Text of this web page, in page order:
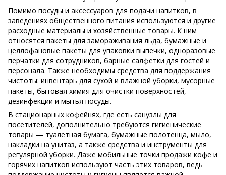
Помимо посуды и аксессуаров для подачи напитков, в
заведениях общественного питания используются и другие
расходные материалы и хозяйственные товары. К ним
относятся пакеты для замораживания льда, бумажные и
целлофановые пакеты для упаковки выпечки, одноразовые
перчатки для сотрудников, барные салфетки для гостей и
персонала. Также необходимы средства для поддержания
чистоты: инвентарь для сухой и влажной уборки, мусорные
пакеты, бытовая химия для очистки поверхностей,
дезинфекции и мытья посуды.
В стационарных кофейнях, где есть санузлы для
посетителей, дополнительно требуются гигиенические
товары — туалетная бумага, бумажные полотенца, мыло,
накладки на унитаз, а также средства и инструменты для
регулярной уборки. Даже мобильные точки продажи кофе и
горячих напитков используют часть этих товаров, ведь